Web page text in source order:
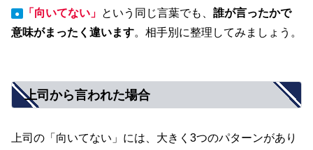
● 「向いてない」 という同じ言葉でも、 誰が言ったかで
意味がまったく違います。相手別に整理してみましょう。
上司から言われた場合
上司の「向いてない」には、大きく3つのパターンがあり